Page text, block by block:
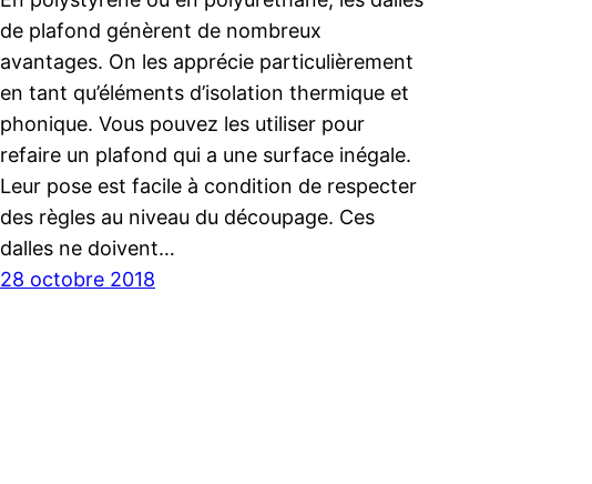
de plafond génèrent de nombreux
avantages. On les apprécie particulièrement
en tant qu’éléments d’isolation thermique et
phonique. Vous pouvez les utiliser pour
refaire un plafond qui a une surface inégale.
Leur pose est facile à condition de respecter
des règles au niveau du découpage. Ces
dalles ne doivent…
28 octobre 2018